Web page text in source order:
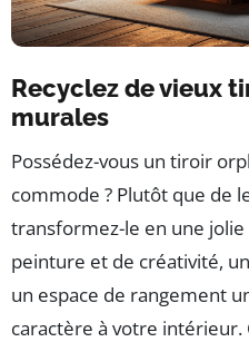
Recyclez de vieux
murales
Possédez-vous un tiroir
commode ? Plutôt que de
transformez-le en une
peinture et de créativité,
un espace de rangement
caractère à votre